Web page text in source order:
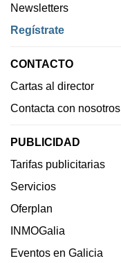
Newsletters
Regístrate
CONTACTO
Cartas al director
Contacta con nosotros
PUBLICIDAD
Tarifas publicitarias
Servicios
Oferplan
INMOGalia
Eventos en Galicia